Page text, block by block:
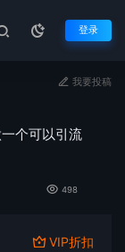
登录
我要投稿
个可以引流
498
VIP折扣